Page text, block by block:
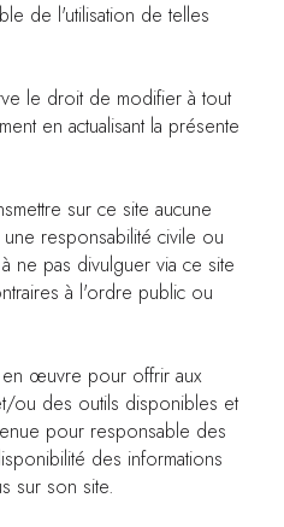
de l'utilisation de telles
le droit de modifier à tout
en actualisant la présente
sur ce site aucune
responsabilité civile ou
ne pas divulguer via ce site
à l'ordre public ou
en œuvre pour offrir aux
ou des outils disponibles et
pour responsable des
des informations
sur son site.